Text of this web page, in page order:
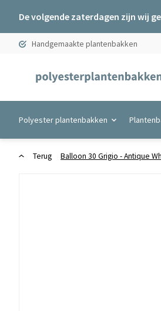
De volgende zaterdagen zijn wij
Handgemaakte plantenbakken
Polyester plantenbakken
Terug Balloon 30 Grigio - Antique